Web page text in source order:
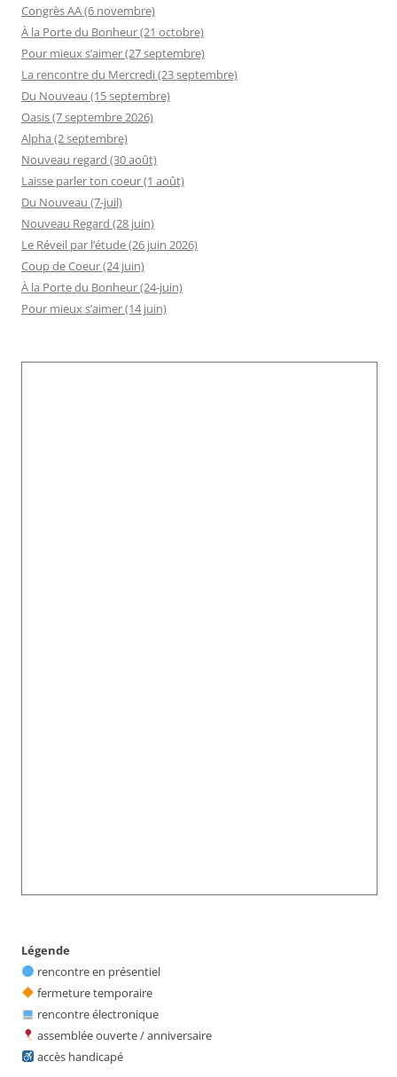
Congrès AA (6 novembre)
À la Porte du Bonheur (21 octobre)
Pour mieux s’aimer (27 septembre)
La rencontre du Mercredi (23 septembre)
Du Nouveau (15 septembre)
Oasis (7 septembre 2026)
Alpha (2 septembre)
Nouveau regard (30 août)
Laisse parler ton coeur (1 août)
Du Nouveau (7-juil)
Nouveau Regard (28 juin)
Le Réveil par l’étude (26 juin 2026)
Coup de Coeur (24 juin)
À la Porte du Bonheur (24-juin)
Pour mieux s’aimer (14 juin)
Légende
rencontre en présentiel
fermeture temporaire
rencontre électronique
assemblée ouverte / anniversaire
accès handicapé